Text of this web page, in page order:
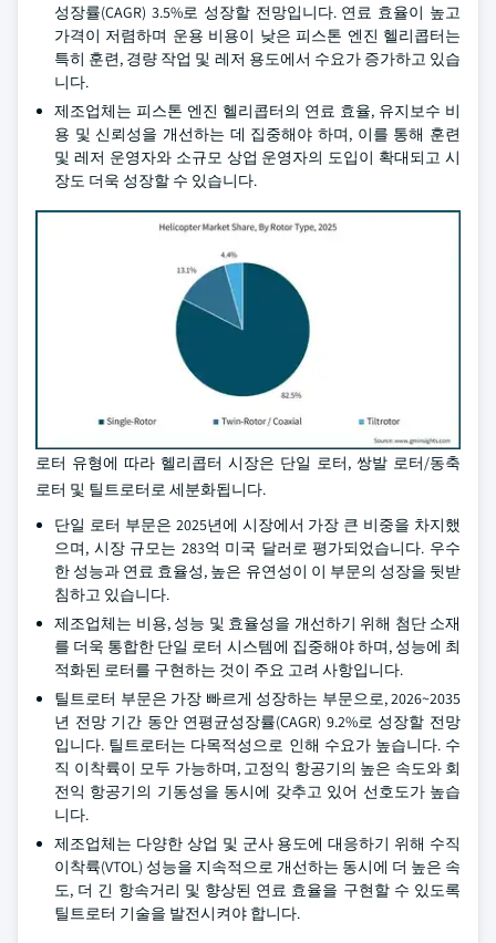
성장률(CAGR) 3.5%로 성장할 전망입니다. 연료 효율이 높고
가격이 저렴하며 운용 비용이 낮은 피스톤 엔진 헬리콥터는
특히 훈련, 경량 작업 및 레저 용도에서 수요가 증가하고 있습
니다.
제조업체는 피스톤 엔진 헬리콥터의 연료 효율, 유지보수 비
용 및 신뢰성을 개선하는 데 집중해야 하며, 이를 통해 훈련
및 레저 운영자와 소규모 상업 운영자의 도입이 확대되고 시
장도 더욱 성장할 수 있습니다.
로터 유형에 따라 헬리콥터 시장은 단일 로터, 쌍발 로터/동축
로터 및 틸트로터로 세분화됩니다.
단일 로터 부문은 2025년에 시장에서 가장 큰 비중을 차지했
으며, 시장 규모는 283억 미국 달러로 평가되었습니다. 우수
한 성능과 연료 효율성, 높은 유연성이 이 부문의 성장을 뒷받
침하고 있습니다.
제조업체는 비용, 성능 및 효율성을 개선하기 위해 첨단 소재
를 더욱 통합한 단일 로터 시스템에 집중해야 하며, 성능에 최
적화된 로터를 구현하는 것이 주요 고려 사항입니다.
틸트로터 부문은 가장 빠르게 성장하는 부문으로, 2026~2035
년 전망 기간 동안 연평균성장률(CAGR) 9.2%로 성장할 전망
입니다. 틸트로터는 다목적성으로 인해 수요가 높습니다. 수
직 이착륙이 모두 가능하며, 고정익 항공기의 높은 속도와 회
전익 항공기의 기동성을 동시에 갖추고 있어 선호도가 높습
니다.
제조업체는 다양한 상업 및 군사 용도에 대응하기 위해 수직
이착륙(VTOL) 성능을 지속적으로 개선하는 동시에 더 높은 속
도, 더 긴 항속거리 및 향상된 연료 효율을 구현할 수 있도록
틸트로터 기술을 발전시켜야 합니다.